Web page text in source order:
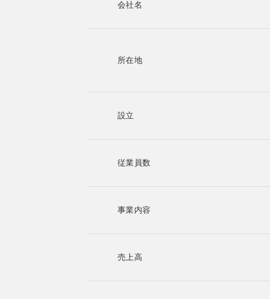
会社名
所在地
設立
従業員数
事業内容
売上高